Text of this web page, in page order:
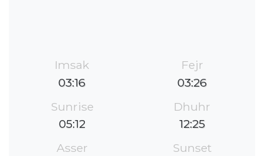
Imsak
03:16
Fejr
03:26
Sunrise
05:12
Dhuhr
12:25
Asser
Sunset